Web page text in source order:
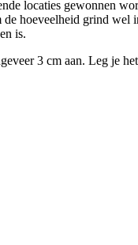
locaties gewonnen
hoeveelheid grind
is.
3 cm aan. Leg je